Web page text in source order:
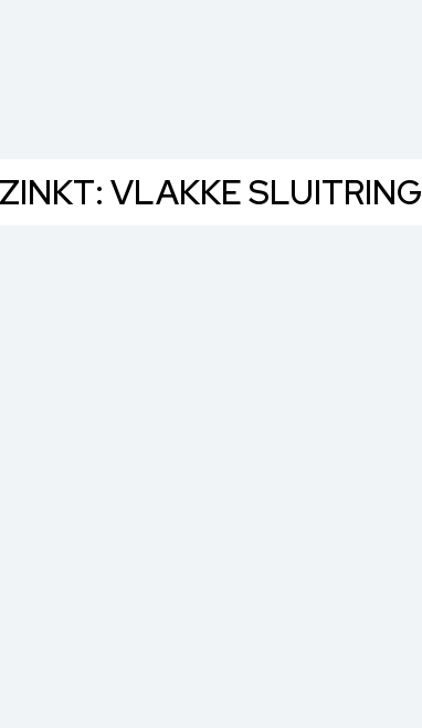
VLAKKE SLUITRING